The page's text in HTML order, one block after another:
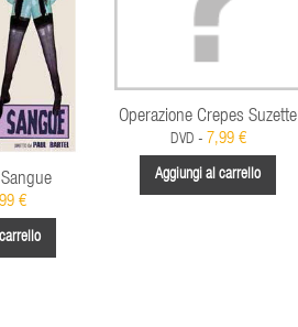
€
Operazione Crepes Suzette
DVD - 7,99 €
Aggiungi al carrello